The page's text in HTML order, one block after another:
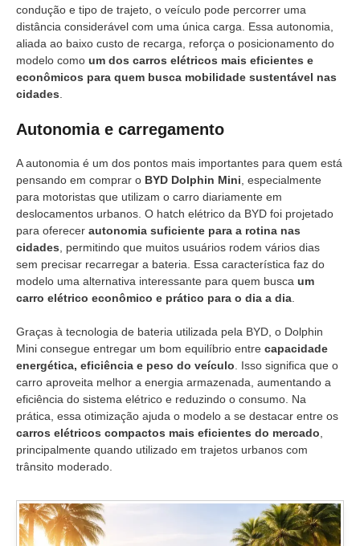
condução e tipo de trajeto, o veículo pode percorrer uma
distância considerável com uma única carga. Essa autonomia,
aliada ao baixo custo de recarga, reforça o posicionamento do
modelo como um dos carros elétricos mais eficientes e
econômicos para quem busca mobilidade sustentável nas
cidades
Autonomia e carregamento
A autonomia é um dos pontos mais importantes para quem está
pensando em comprar o BYD Dolphin Mini , especialmente
para motoristas que utilizam o carro diariamente em
deslocamentos urbanos. O hatch elétrico da BYD foi projetado
para oferecer autonomia suficiente para a rotina nas
cidades , permitindo que muitos usuários rodem vários dias
sem precisar recarregar a bateria. Essa característica faz do
modelo uma alternativa interessante para quem busca um
carro elétrico econômico e prático para o dia a dia
Graças à tecnologia de bateria utilizada pela BYD, o Dolphin
Mini consegue entregar um bom equilíbrio entre capacidade
energética, eficiência e peso do veículo . Isso significa que o
carro aproveita melhor a energia armazenada, aumentando a
eficiência do sistema elétrico e reduzindo o consumo. Na
prática, essa otimização ajuda o modelo a se destacar entre os
carros elétricos compactos mais eficientes do mercado
principalmente quando utilizado em trajetos urbanos com
trânsito moderado.